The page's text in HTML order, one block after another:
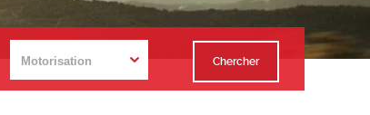
Chercher